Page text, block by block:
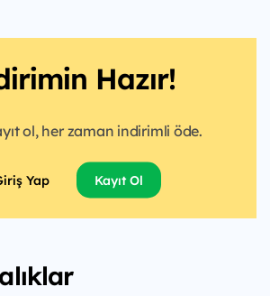
Hazır!
ol, her zaman indirimli öde.
Yap Kayıt Ol